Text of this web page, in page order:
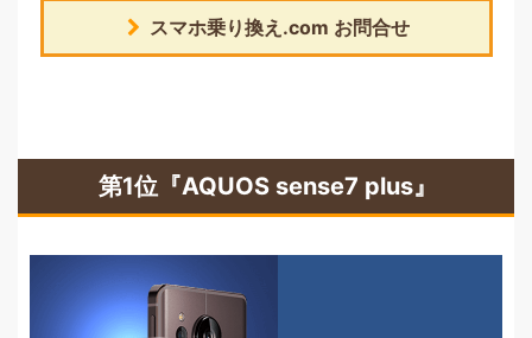
スマホ乗り換え.com お問合せ
第1位『AQUOS sense7 plus』